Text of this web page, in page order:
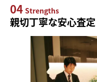
04 Strengths
親切丁寧な安心査定